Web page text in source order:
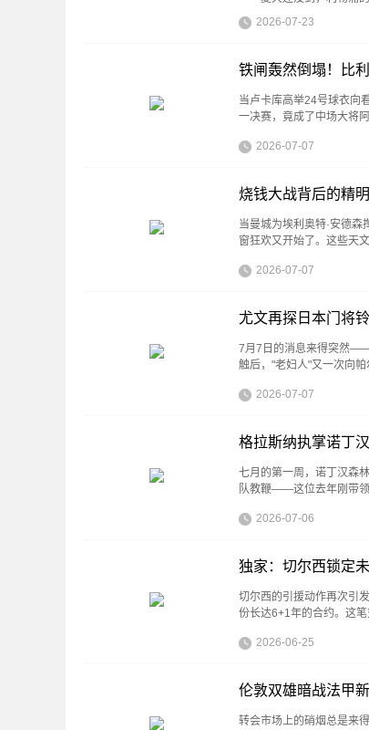
2026-07-23
铁闸轰然倒塌！比
当卢卡库高举24号球衣向
一决赛，竟成了中场大将
2026-07-07
烧钱大战背后的精
当曼城为埃利奥特·安德
窗狂欢又开始了。这些天
2026-07-07
尤文再探日本门将
7月7日的消息来得突然
触后，"老妇人"又一次向
2026-07-07
格拉斯纳执掌诺丁
七月的第一周，诺丁汉森
队教鞭——这位去年刚带
2026-07-06
独家：切尔西锁定
切尔西的引援动作再次引
份长达6+1年的合约。这
2026-06-25
伦敦双雄暗战法甲
转会市场上的硝烟总是来